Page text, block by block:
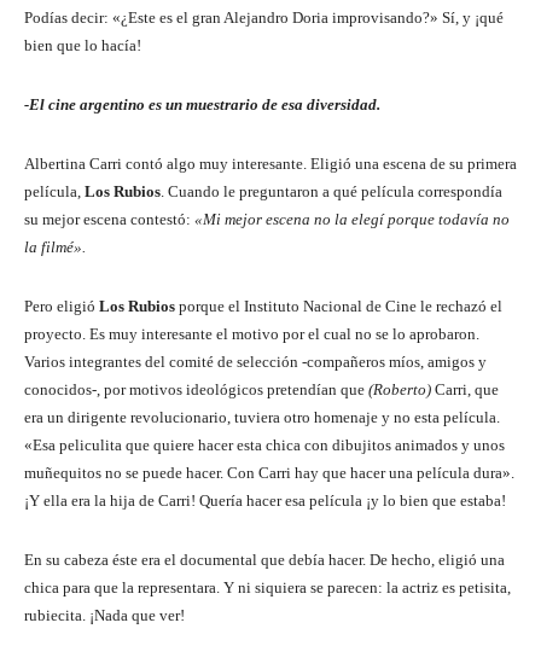
Podías decir: «¿Este es el gran Alejandro Doria improvisando?» Sí, y ¡qué
bien que lo hacía!
-El cine argentino es un muestrario de esa diversidad.
Albertina Carri contó algo muy interesante. Eligió una escena de su primera
película, Los Rubios . Cuando le preguntaron a qué película correspondía
su mejor escena contestó: «Mi mejor escena no la elegí porque todavía no
la filmé».
Pero eligió Los Rubios porque el Instituto Nacional de Cine le rechazó el
proyecto. Es muy interesante el motivo por el cual no se lo aprobaron.
Varios integrantes del comité de selección -compañeros míos, amigos y
conocidos-, por motivos ideológicos pretendían que (Roberto) Carri, que
era un dirigente revolucionario, tuviera otro homenaje y no esta película.
«Esa peliculita que quiere hacer esta chica con dibujitos animados y unos
muñequitos no se puede hacer. Con Carri hay que hacer una película dura».
¡Y ella era la hija de Carri! Quería hacer esa película ¡y lo bien que estaba!
En su cabeza éste era el documental que debía hacer. De hecho, eligió una
chica para que la representara. Y ni siquiera se parecen: la actriz es petisita,
rubiecita. ¡Nada que ver!